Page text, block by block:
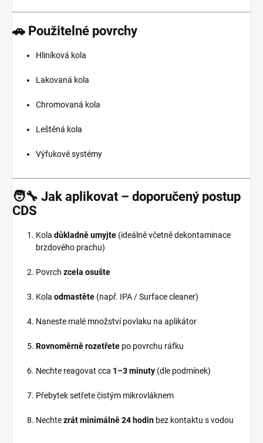
🚗 Použitelné povrchy
Hliníková kola
Lakovaná kola
Chromovaná kola
Leštěná kola
Výfukové systémy
🧑‍🔧 Jak aplikovat – doporučený postup
CDS
Kola důkladně umyjte (ideálně včetně dekontaminace
brzdového prachu)
Povrch zcela osušte
Kola odmastěte (např. IPA / Surface cleaner)
Naneste malé množství povlaku na aplikátor
Rovnoměrně rozetřete po povrchu ráfku
Nechte reagovat cca 1–3 minuty (dle podmínek)
Přebytek setřete čistým mikrovláknem
Nechtezrát minimálně 24 hodin bez kontaktu s vodou